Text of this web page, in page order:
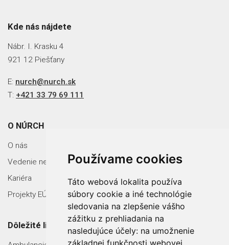
Používame cookies
Táto webová lokalita používa
súbory cookie a iné technológie
sledovania na zlepšenie vášho
zážitku z prehliadania na
nasledujúce účely: na umožnenie
základnej funkčnosti webovej
Kde nás nájdete
Nábr. I. Krasku 4
921 12 Piešťany
E: nurch@nurch.sk
T: +421 33 79 69 111
O NÚRCH
O nás
Vedenie nemocnice
Kariéra
Projekty EÚ
Dôležité linky